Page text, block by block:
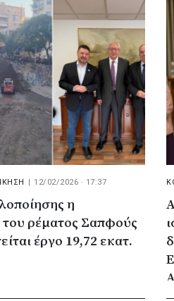
| 12/02/2026 · 17:37
η
του ρέματος Σαπφούς
έργο 19,72 εκατ.